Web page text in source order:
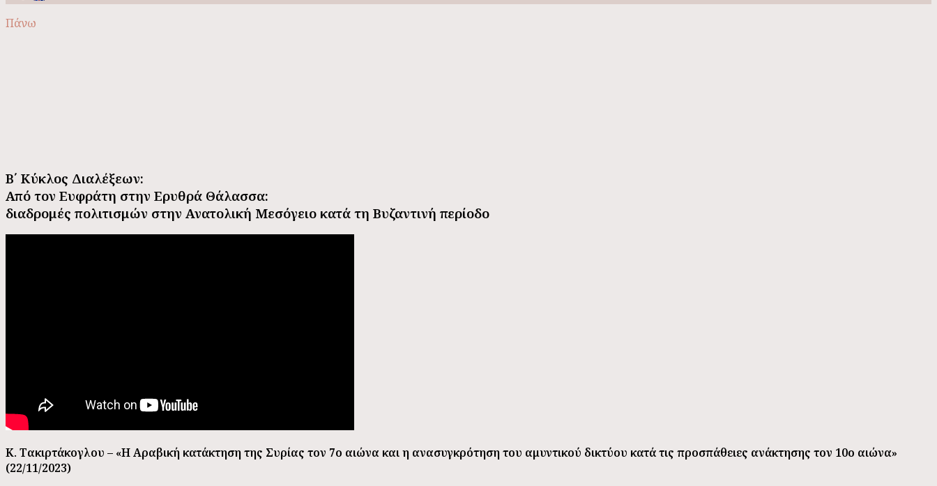
Πάνω
Β΄ Κύκλος Διαλέξεων:
Από τον Ευφράτη στην Ερυθρά Θάλασσα:
διαδρομές πολιτισμών στην Ανατολική Μεσόγειο κατά τη Βυζαντινή περίοδο
Κ. Τακιρτάκογλου – «Η Αραβική κατάκτηση της Συρίας τον 7ο αιώνα και η ανασυγκρότηση του αμυντικού δικτύου κατά τις προσπάθειες ανάκτησης τον 10ο αιώνα»
(22/11/2023)